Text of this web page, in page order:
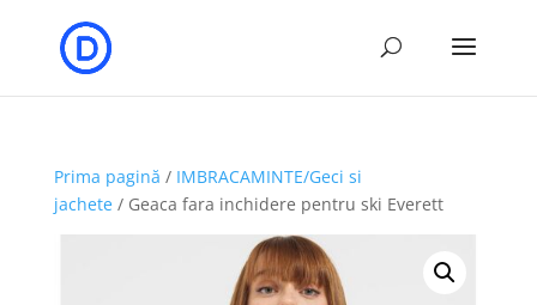
Prima pagină / IMBRACAMINTE/Geci si
jachete/ Geaca fara inchidere pentru ski Everett